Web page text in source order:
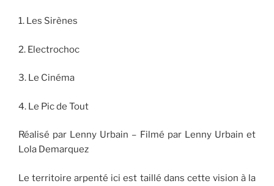
1. Les Sirènes
2. Electrochoc
3. Le Cinéma
4. Le Pic de Tout
Réalisé par Lenny Urbain – Filmé par Lenny Urbain et
Lola Demarquez
Le territoire arpenté ici est taillé dans cette vision à la